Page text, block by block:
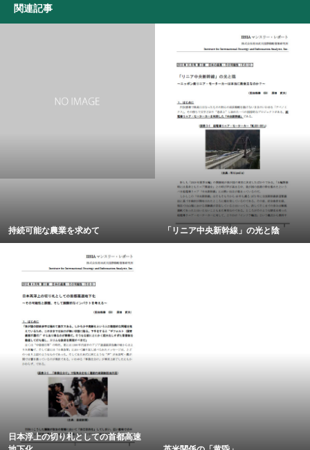
関連記事
持続可能な農業を求めて 「リニア中央新幹線」の光と陰
日本浮上の切り札としての首都高速